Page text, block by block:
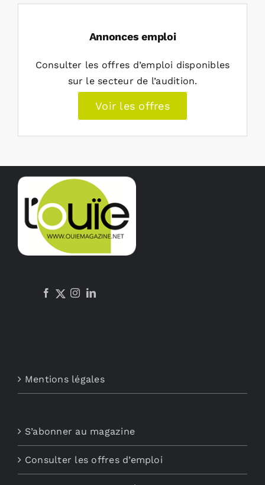
Annonces emploi
Consulter les offres d’emploi disponibles
sur le secteur de l’audition.
Voir les offres
Mentions légales
S’abonner au magazine
Consulter les offres d’emploi